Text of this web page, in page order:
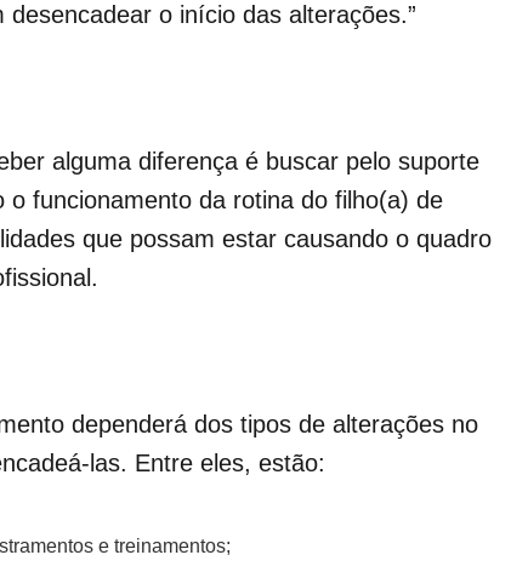
o início das alterações.”
alguma diferença é buscar pelo suporte
o funcionamento da rotina do filho(a) de
que possam estar causando o quadro
dependerá dos tipos de alterações no
las. Entre eles, estão:
e treinamentos;